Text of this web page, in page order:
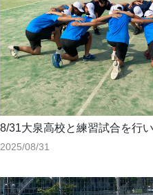
8/31大泉高校と練習試合を行
2025/08/31